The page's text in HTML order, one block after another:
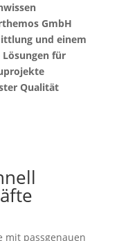
GmbH
und einem
für
Qualität
mit passgenauen